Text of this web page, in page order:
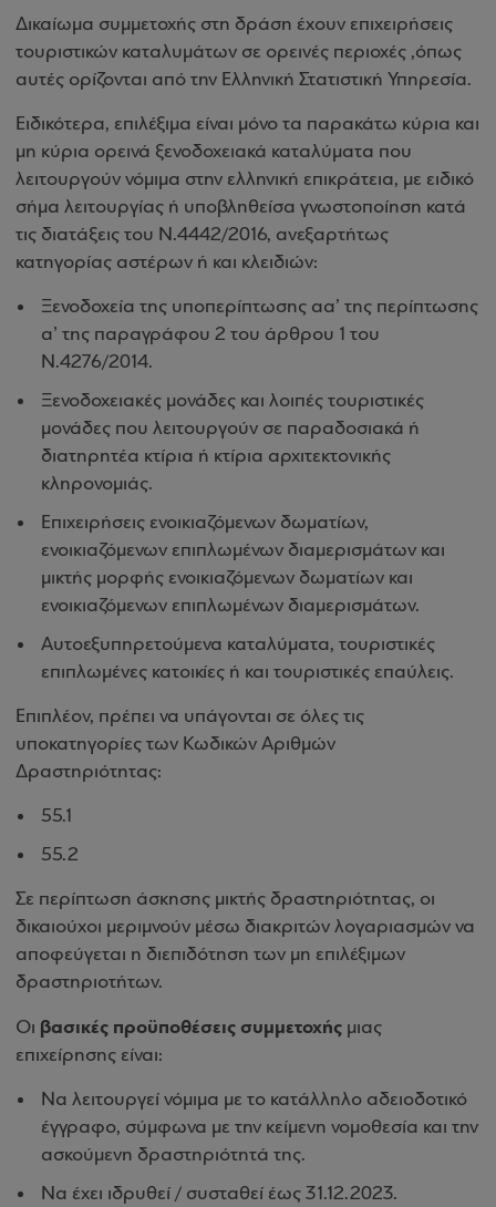
Δικαίωμα συμμετοχής στη δράση έχουν επιχειρήσεις
τουριστικών καταλυμάτων σε ορεινές περιοχές ,όπως
αυτές ορίζονται από την Ελληνική Στατιστική Υπηρεσία.
Ειδικότερα, επιλέξιμα είναι μόνο τα παρακάτω κύρια και
μη κύρια ορεινά ξενοδοχειακά καταλύματα που
λειτουργούν νόμιμα στην ελληνική επικράτεια, με ειδικό
σήμα λειτουργίας ή υποβληθείσα γνωστοποίηση κατά
τις διατάξεις του Ν.4442/2016, ανεξαρτήτως
κατηγορίας αστέρων ή και κλειδιών:
Ξενοδοχεία της υποπερίπτωσης αα’ της περίπτωσης
α’ της παραγράφου 2 του άρθρου 1 του
Ν.4276/2014.
Ξενοδοχειακές μονάδες και λοιπές τουριστικές
μονάδες που λειτουργούν σε παραδοσιακά ή
διατηρητέα κτίρια ή κτίρια αρχιτεκτονικής
κληρονομιάς.
Επιχειρήσεις ενοικιαζόμενων δωματίων,
ενοικιαζόμενων επιπλωμένων διαμερισμάτων και
μικτής μορφής ενοικιαζόμενων δωματίων και
ενοικιαζόμενων επιπλωμένων διαμερισμάτων.
Αυτοεξυπηρετούμενα καταλύματα, τουριστικές
επιπλωμένες κατοικίες ή και τουριστικές επαύλεις.
Επιπλέον, πρέπει να υπάγονται σε όλες τις
υποκατηγορίες των Κωδικών Αριθμών
Δραστηριότητας:
55.1
55.2
Σε περίπτωση άσκησης μικτής δραστηριότητας, οι
δικαιούχοι μεριμνούν μέσω διακριτών λογαριασμών να
αποφεύγεται η διεπιδότηση των μη επιλέξιμων
δραστηριοτήτων.
Οι βασικές προϋποθέσεις συμμετοχής μιας
επιχείρησης είναι:
Να λειτουργεί νόμιμα με το κατάλληλο αδειοδοτικό
έγγραφο, σύμφωνα με την κείμενη νομοθεσία και την
ασκούμενη δραστηριότητά της.
Να έχει ιδρυθεί / συσταθεί έως 31.12.2023.